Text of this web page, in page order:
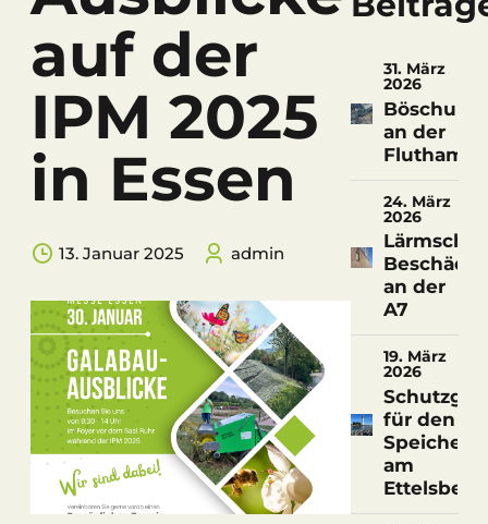
auf der
IPM 2025
in Essen
13. Januar 2025 admin
31. März
2026
an der
Fluthamel
24. März
2026
an der
A7
19. März
2026
für den
am
Ettelsberg